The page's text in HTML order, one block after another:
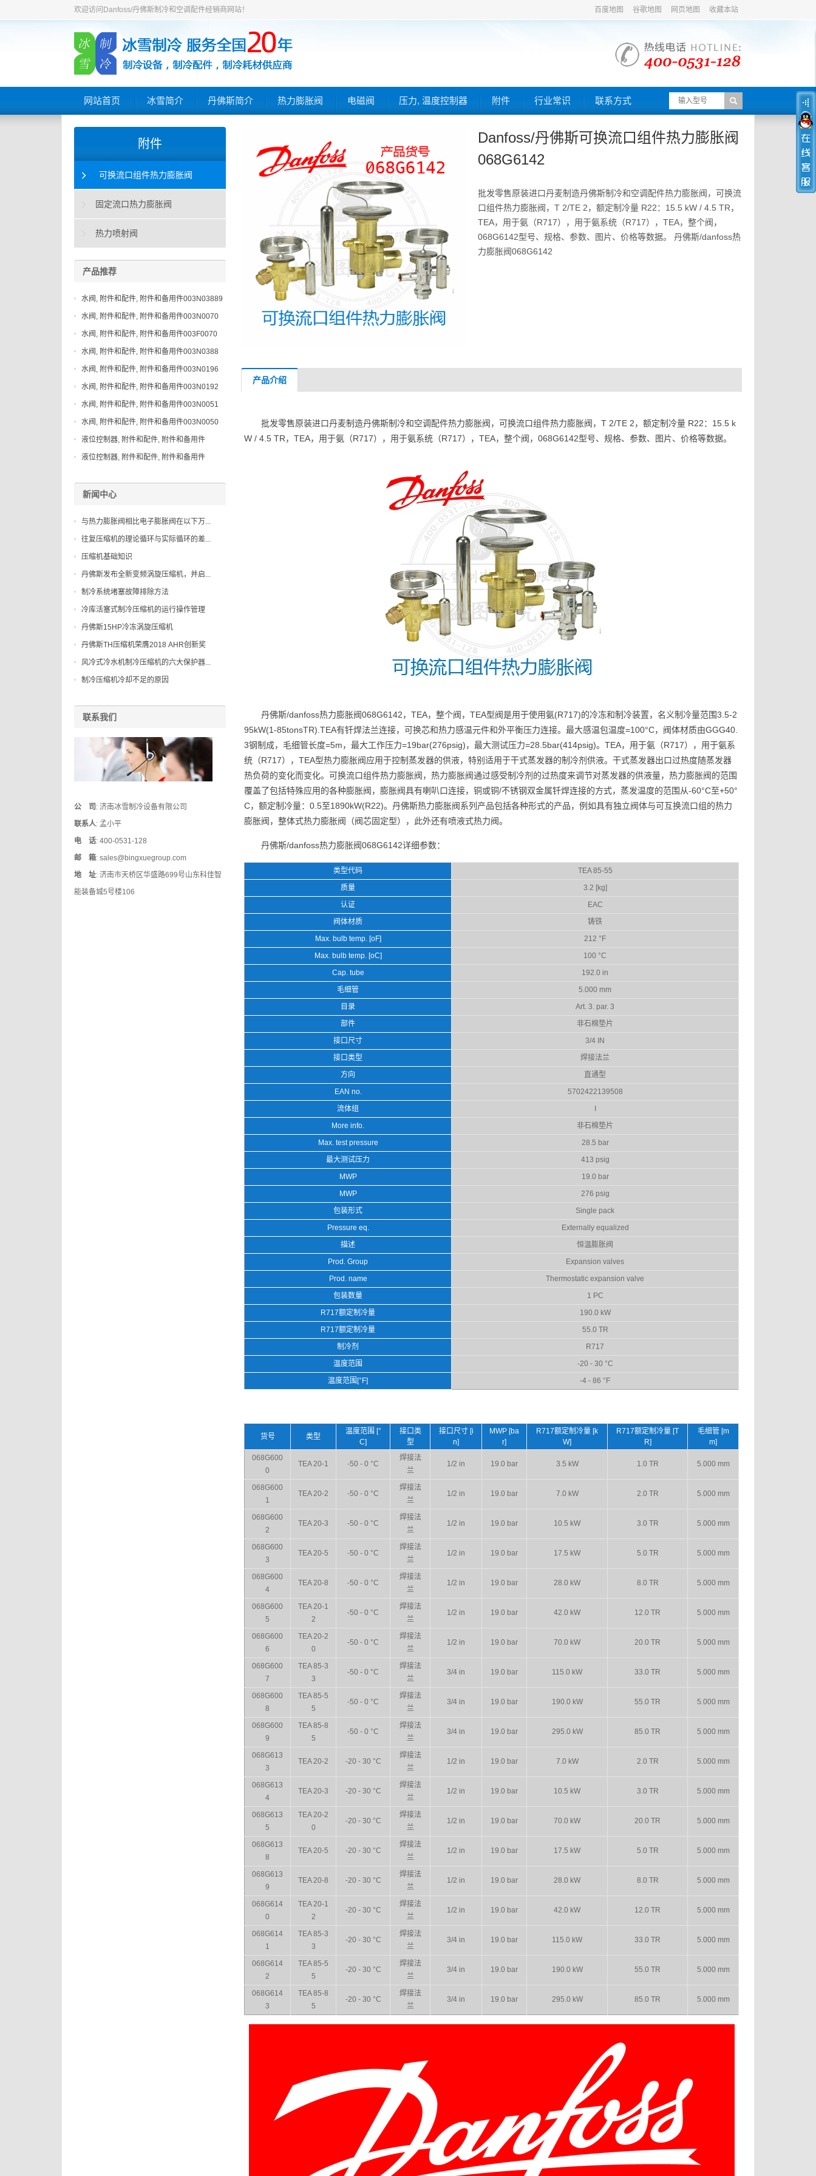
欢迎访问Danfoss/丹佛斯制冷和空调配件经销商网站！ 百度地图 谷歌地图 网页地图 收藏本站
网站首页 冰雪简介 丹佛斯简介 热力膨胀阀 电磁阀 压力, 温度控制器 附件 行业常识 联系方式
Danfoss/丹佛斯可换流口组件热力膨胀阀
068G6142
批发零售原装进口丹麦制造丹佛斯制冷和空调配件热力膨胀阀，可换流
口组件热力膨胀阀，T 2/TE 2，额定制冷量 R22：15.5 kW / 4.5 TR，
TEA，用于氨（R717），用于氨系统（R717），TEA，整个阀，
068G6142型号、规格、参数、图片、价格等数据。 丹佛斯/danfoss热
力膨胀阀068G6142
产品介绍
批发零售原装进口丹麦制造丹佛斯制冷和空调配件热力膨胀阀，可换流口组件热力膨胀阀，T 2/TE 2，额定制冷量 R22：15.5 k
W / 4.5 TR，TEA，用于氨（R717），用于氨系统（R717），TEA，整个阀，068G6142型号、规格、参数、图片、价格等数据。
丹佛斯/danfoss热力膨胀阀068G6142，TEA，整个阀，TEA型阀是用于使用氨(R717)的冷冻和制冷装置，名义制冷量范围3.5-2
95kW(1-85tonsTR).TEA有钎焊法兰连接，可换芯和热力感温元件和外平衡压力连接。最大感温包温度=100°C，阀体材质由GGG40.
3钢制成，毛细管长度=5m，最大工作压力=19bar(276psig)，最大测试压力=28.5bar(414psig)。TEA，用于氨（R717），用于氨系
统（R717），TEA型热力膨胀阀应用于控制蒸发器的供液，特别适用于干式蒸发器的制冷剂供液。干式蒸发器出口过热度随蒸发器
热负荷的变化而变化。可换流口组件热力膨胀阀，热力膨胀阀通过感受制冷剂的过热度来调节对蒸发器的供液量，热力膨胀阀的范围
覆盖了包括特殊应用的各种膨胀阀，膨胀阀具有喇叭口连接，铜或铜/不锈钢双金属钎焊连接的方式，蒸发温度的范围从-60°C至+50°
C，额定制冷量：0.5至1890kW(R22)。丹佛斯热力膨胀阀系列产品包括各种形式的产品，例如具有独立阀体与可互换流口组的热力
膨胀阀，整体式热力膨胀阀（阀芯固定型），此外还有喷液式热力阀。
丹佛斯/danfoss热力膨胀阀068G6142详细参数：
类型代码
TEA 85-55
质量
3.2 [kg]
认证
EAC
阀体材质
铸铁
Max. bulb temp. [oF]
212 °F
Max. bulb temp. [oC]
100 °C
Cap. tube
192.0 in
毛细管
5.000 mm
目录
Art. 3. par. 3
部件
非石棉垫片
接口尺寸
3/4 IN
接口类型
焊接法兰
方向
直通型
EAN no.
5702422139508
流体组
More info.
非石棉垫片
Max. test pressure
28.5 bar
最大测试压力
413 psig
MWP
19.0 bar
MWP
276 psig
包装形式
Single pack
Pressure eq.
Externally equalized
描述
恒温膨胀阀
Prod. Group
Expansion valves
Prod. name
Thermostatic expansion valve
包装数量
1 PC
R717额定制冷量
190.0 kW
R717额定制冷量
55.0 TR
制冷剂
R717
温度范围
-20 - 30 °C
温度范围[°F]
-4 - 86 °F
货号 类型
温度范围 [°
C]
接口类
型
接口尺寸 [i
n]
MWP [ba
r]
R717额定制冷量 [k
W]
R717额定制冷量 [T
R]
毛细管 [m
m]
068G600
0
TEA 20-1 -50 - 0 °C
焊接法
兰
1/2 in 19.0 bar 3.5 kW 1.0 TR 5.000 mm
068G600
1
TEA 20-2 -50 - 0 °C
焊接法
兰
1/2 in 19.0 bar 7.0 kW 2.0 TR 5.000 mm
068G600
2
TEA 20-3 -50 - 0 °C
焊接法
兰
1/2 in 19.0 bar 10.5 kW 3.0 TR 5.000 mm
068G600
3
TEA 20-5 -50 - 0 °C
焊接法
兰
1/2 in 19.0 bar 17.5 kW 5.0 TR 5.000 mm
068G600
4
TEA 20-8 -50 - 0 °C
焊接法
兰
1/2 in 19.0 bar 28.0 kW 8.0 TR 5.000 mm
068G600
5
TEA 20-1
2
-50 - 0 °C
焊接法
兰
1/2 in 19.0 bar 42.0 kW 12.0 TR 5.000 mm
068G600
6
TEA 20-2
0
-50 - 0 °C
焊接法
兰
1/2 in 19.0 bar 70.0 kW 20.0 TR 5.000 mm
068G600
7
TEA 85-3
3
-50 - 0 °C
焊接法
兰
3/4 in 19.0 bar 115.0 kW 33.0 TR 5.000 mm
068G600
8
TEA 85-5
5
-50 - 0 °C
焊接法
兰
3/4 in 19.0 bar 190.0 kW 55.0 TR 5.000 mm
068G600
9
TEA 85-8
5
-50 - 0 °C
焊接法
兰
3/4 in 19.0 bar 295.0 kW 85.0 TR 5.000 mm
068G613
3
TEA 20-2 -20 - 30 °C
焊接法
兰
1/2 in 19.0 bar 7.0 kW 2.0 TR 5.000 mm
068G613
4
TEA 20-3 -20 - 30 °C
焊接法
兰
1/2 in 19.0 bar 10.5 kW 3.0 TR 5.000 mm
068G613
5
TEA 20-2
0
-20 - 30 °C
焊接法
兰
1/2 in 19.0 bar 70.0 kW 20.0 TR 5.000 mm
068G613
8
TEA 20-5 -20 - 30 °C
焊接法
兰
1/2 in 19.0 bar 17.5 kW 5.0 TR 5.000 mm
068G613
9
TEA 20-8 -20 - 30 °C
焊接法
兰
1/2 in 19.0 bar 28.0 kW 8.0 TR 5.000 mm
068G614
0
TEA 20-1
2
-20 - 30 °C
焊接法
兰
1/2 in 19.0 bar 42.0 kW 12.0 TR 5.000 mm
068G614
1
TEA 85-3
3
-20 - 30 °C
焊接法
兰
3/4 in 19.0 bar 115.0 kW 33.0 TR 5.000 mm
068G614
2
TEA 85-5
5
-20 - 30 °C
焊接法
兰
3/4 in 19.0 bar 190.0 kW 55.0 TR 5.000 mm
068G614
3
TEA 85-8
5
-20 - 30 °C
焊接法
兰
3/4 in 19.0 bar 295.0 kW 85.0 TR 5.000 mm
附件
可换流口组件热力膨胀阀
固定流口热力膨胀阀
热力喷射阀
产品推荐
水阀, 附件和配件, 附件和备用件003N03889
水阀, 附件和配件, 附件和备用件003N0070
水阀, 附件和配件, 附件和备用件003F0070
水阀, 附件和配件, 附件和备用件003N0388
水阀, 附件和配件, 附件和备用件003N0196
水阀, 附件和配件, 附件和备用件003N0192
水阀, 附件和配件, 附件和备用件003N0051
水阀, 附件和配件, 附件和备用件003N0050
液位控制器, 附件和配件, 附件和备用件
148H3044
液位控制器, 附件和配件, 附件和备用件
新闻中心
与热力膨胀阀相比电子膨胀阀在以下万...
往复压缩机的理论循环与实际循环的差...
压缩机基础知识
丹佛斯发布全新变频涡旋压缩机，并启...
制冷系统堵塞故障排除方法
冷库活塞式制冷压缩机的运行操作管理
丹佛斯15HP冷冻涡旋压缩机
丹佛斯TH压缩机荣膺2018 AHR创新奖
风冷式冷水机制冷压缩机的六大保护器...
制冷压缩机冷却不足的原因
联系我们
公 司 : 济南冰雪制冷设备有限公司
联系人: 孟小平
电 话: 400-0531-128
邮 箱: sales@bingxuegroup.com
地 址: 济南市天桥区华盛路699号山东科佳智
能装备城5号楼106